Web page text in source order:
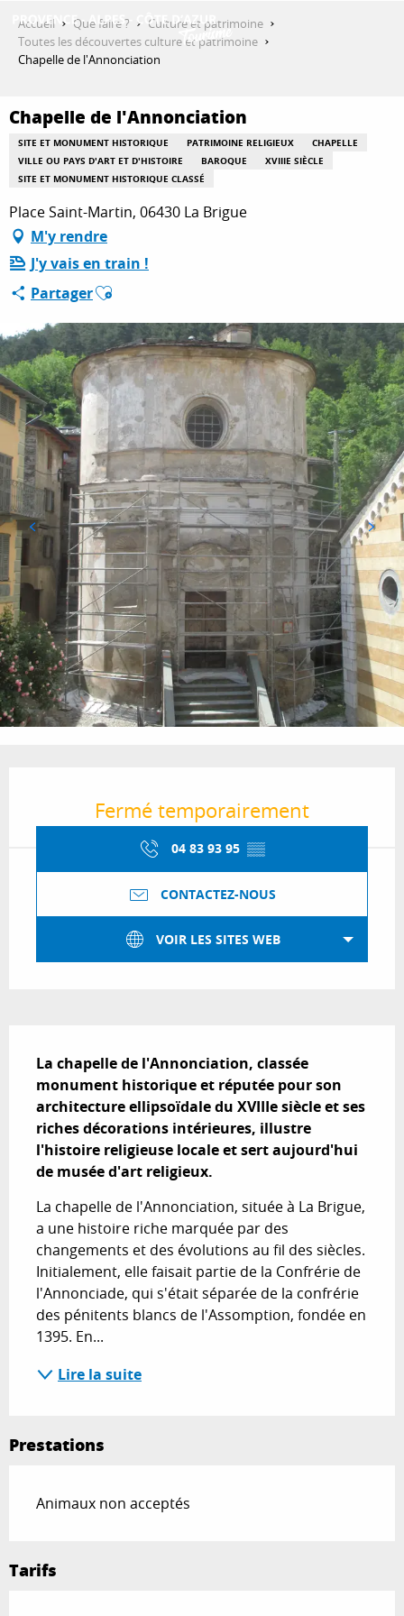
contenu
QUE FAIRE ?
SÉJOURNER
ESPACE PRO
Accueil Que faire ?
Culture et patrimoine
Toutes les découvertes culture et patrimoine
Chapelle de l'Annonciation
Chapelle de l'Annonciation
SITE ET MONUMENT HISTORIQUE PATRIMOINE RELIGIEUX
CHAPELLE
VILLE OU PAYS D'ART ET D'HISTOIRE
BAROQUE
XVIIIE SIÈCLE
SITE ET MONUMENT HISTORIQUE CLASSÉ
Place Saint-Martin, 06430 La Brigue
M'y rendre
J'y vais en train !
PartagerAjouter aux favoris
Fermé temporairement
04 83 93 95 ▒▒
CONTACTEZ-NOUS
VOIR LES SITES WEB
La chapelle de l'Annonciation, classée
monument historique et réputée pour son
architecture ellipsoïdale du XVIIIe siècle et ses
riches décorations intérieures, illustre
l'histoire religieuse locale et sert aujourd'hui
de musée d'art religieux.
La chapelle de l'Annonciation, située à La Brigue,
a une histoire riche marquée par des
changements et des évolutions au fil des siècles.
Initialement, elle faisait partie de la Confrérie de
l'Annonciade, qui s'était séparée de la confrérie
des pénitents blancs de l'Assomption, fondée en
1395. En...
Lire la suite
Prestations
Animaux non acceptés
Tarifs